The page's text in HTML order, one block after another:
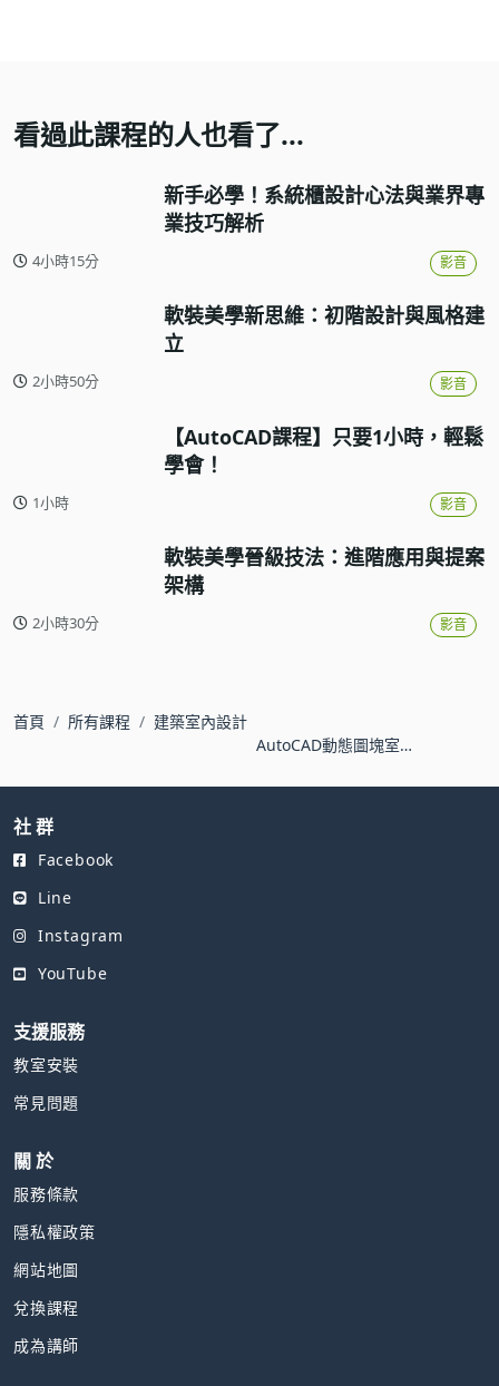
看過此課程的人也看了...
新手必學！系統櫃設計心法與業界專
業技巧解析
4小時15分 影音
軟裝美學新思維：初階設計與風格建
立
2小時50分 影音
【AutoCAD課程】只要1小時，輕鬆
學會！
1小時 影音
軟裝美學晉級技法：進階應用與提案
架構
2小時30分 影音
首頁 所有課程
建築室內設計
AutoCAD動態圖塊室內
社 群
Facebook
Line
Instagram
YouTube
支援服務
教室安裝
常見問題
關 於
服務條款
隱私權政策
網站地圖
兌換課程
成為講師